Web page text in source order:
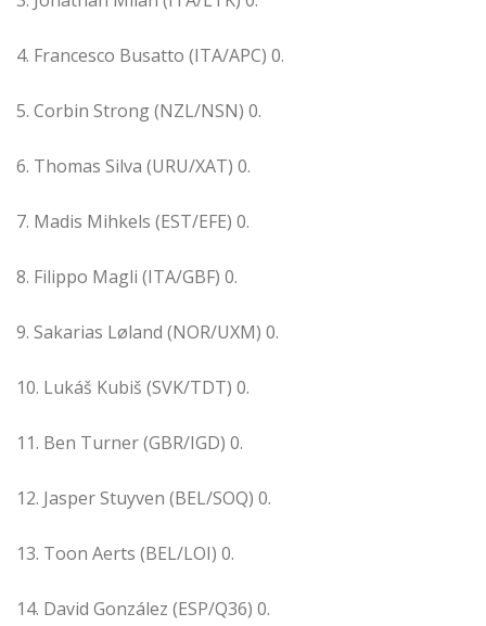
4. Francesco Busatto (ITA/APC) 0.
5. Corbin Strong (NZL/NSN) 0.
6. Thomas Silva (URU/XAT) 0.
7. Madis Mihkels (EST/EFE) 0.
8. Filippo Magli (ITA/GBF) 0.
9. Sakarias Løland (NOR/UXM) 0.
10. Lukáš Kubiš (SVK/TDT) 0.
11. Ben Turner (GBR/IGD) 0.
12. Jasper Stuyven (BEL/SOQ) 0.
13. Toon Aerts (BEL/LOI) 0.
14. David González (ESP/Q36) 0.